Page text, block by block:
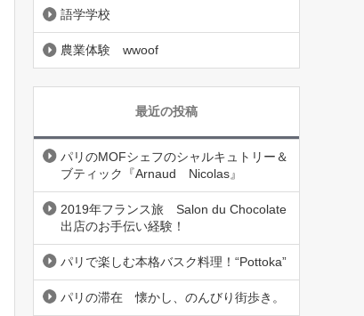
語学学校
農業体験 wwoof
最近の投稿
パリのMOFシェフのシャルキュトリー＆
ブティック『Arnaud Nicolas』
2019年フランス旅 Salon du Chocolate
出店のお手伝い経験！
パリで楽しむ本格バスク料理！“Pottoka”
パリの滞在 懐かし、のんびり街歩き。